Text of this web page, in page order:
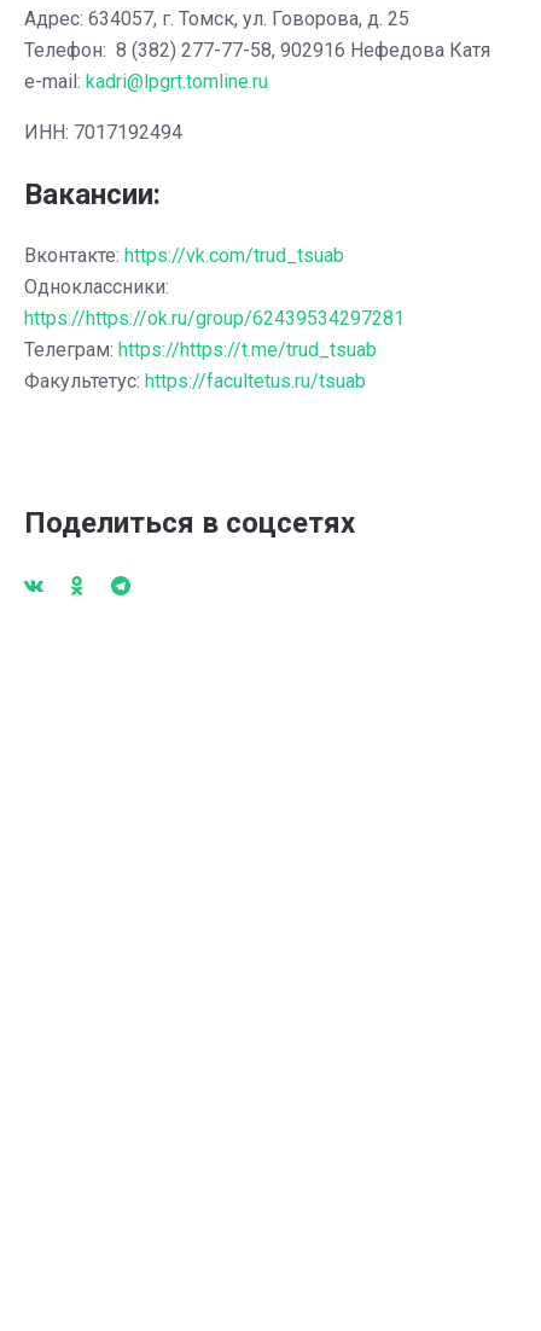
Адрес: 634057, г. Томск, ул. Говорова, д. 25
Телефон: 8 (382) 277-77-58, 902916 Нефедова Катя
e-mail: kadri@lpgrt.tomline.ru
ИНН: 7017192494
Вакансии:
Вконтакте: https://vk.com/trud_tsuab
Одноклассники:
https://https://ok.ru/group/62439534297281
Телеграм: https://https://t.me/trud_tsuab
Факультетус: https://facultetus.ru/tsuab
Поделиться в соцсетях